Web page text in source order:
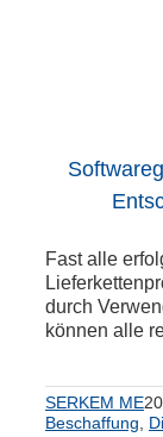
Fast alle
durch
können alle
SERKEM ME
Beschaffung